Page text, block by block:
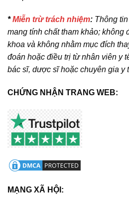
*Miễn trừ trách nhiệm: Thông
mang tính chất tham khảo; không
khoa và không nhằm mục đích
đoán hoặc điều trị từ nhân viên y
bác sĩ, dược sĩ hoặc chuyên gia y
CHỨNG NHẬN TRANG WEB:
MẠNG XÃ HỘI: